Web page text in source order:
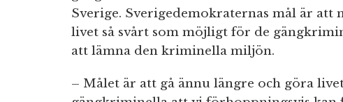
Sverige. Sverigedemokraternas mål är att
livet så svårt som möjligt för de
att lämna den kriminella miljön.
– Målet är att gå ännu längre och göra